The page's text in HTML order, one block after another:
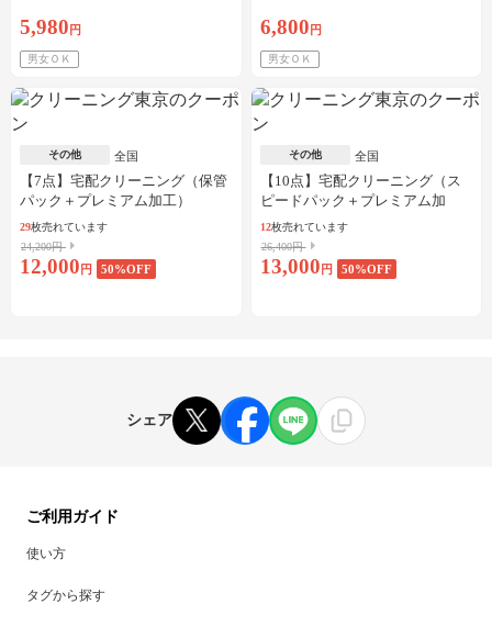
5,980 円
男女ＯＫ
6,800 円
男女ＯＫ
その他 全国
【7点】宅配クリーニング（保管
パック＋プレミアム加工）
29枚売れています
24,200円
12,000 円 50%OFF
その他 全国
【10点】宅配クリーニング（ス
ピードパック＋プレミアム加
工）
12枚売れています
26,400円
13,000 円 50%OFF
シェア
ご利用ガイド
使い方
タグから探す